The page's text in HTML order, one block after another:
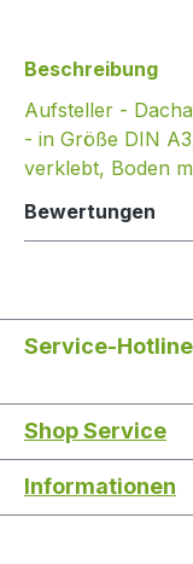
Beschreibung
Aufsteller -
- in Größe DIN
verklebt, Boden
Bewertungen
Service-Hotline
Shop Service
Informationen